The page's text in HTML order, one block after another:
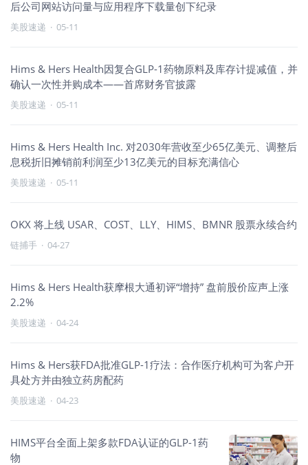
后公司网站访问量与应用程序下载量创下纪录
美股速递 · 05-11
Hims & Hers Health因复合GLP-1药物原料及库存计提减值，并
确认一次性并购成本——首席财务官披露
美股速递 · 05-11
Hims & Hers Health Inc. 对2030年营收至少65亿美元、调整后
息税折旧摊销前利润至少13亿美元的目标充满信心
美股速递 · 05-11
OKX 将上线 USAR、COST、LLY、HIMS、BMNR 股票永续合约
链捕手 · 04-27
Hims & Hers Health获摩根大通初评“增持” 盘前股价应声上涨
2.2%
美股速递 · 04-24
Hims & Hers获FDA批准GLP-1疗法：合作医疗机构可为客户开
具处方并由独立药房配药
美股速递 · 04-23
HIMS平台全面上架多款FDA认证的GLP-1药
物